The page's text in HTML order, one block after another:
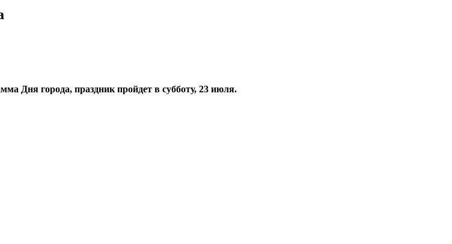
Дня города, праздник пройдет в субботу, 23 июля.